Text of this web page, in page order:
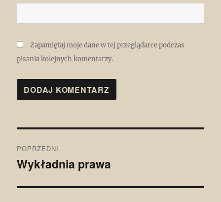
Zapamiętaj moje dane w tej przeglądarce podczas
pisania kolejnych komentarzy.
wpisu
POPRZEDNI
Poprzedni
Wykładnia prawa